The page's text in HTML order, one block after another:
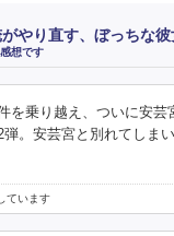
がやり直す、ぼっちな
想です
を乗り越え、ついに安
弾。安芸宮と別れてしま
ています